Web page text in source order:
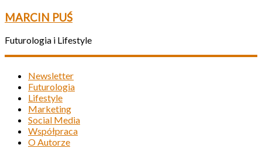
MARCIN PUŚ
Futurologia i Lifestyle
Newsletter
Futurologia
Lifestyle
Marketing
Social Media
Współpraca
O Autorze